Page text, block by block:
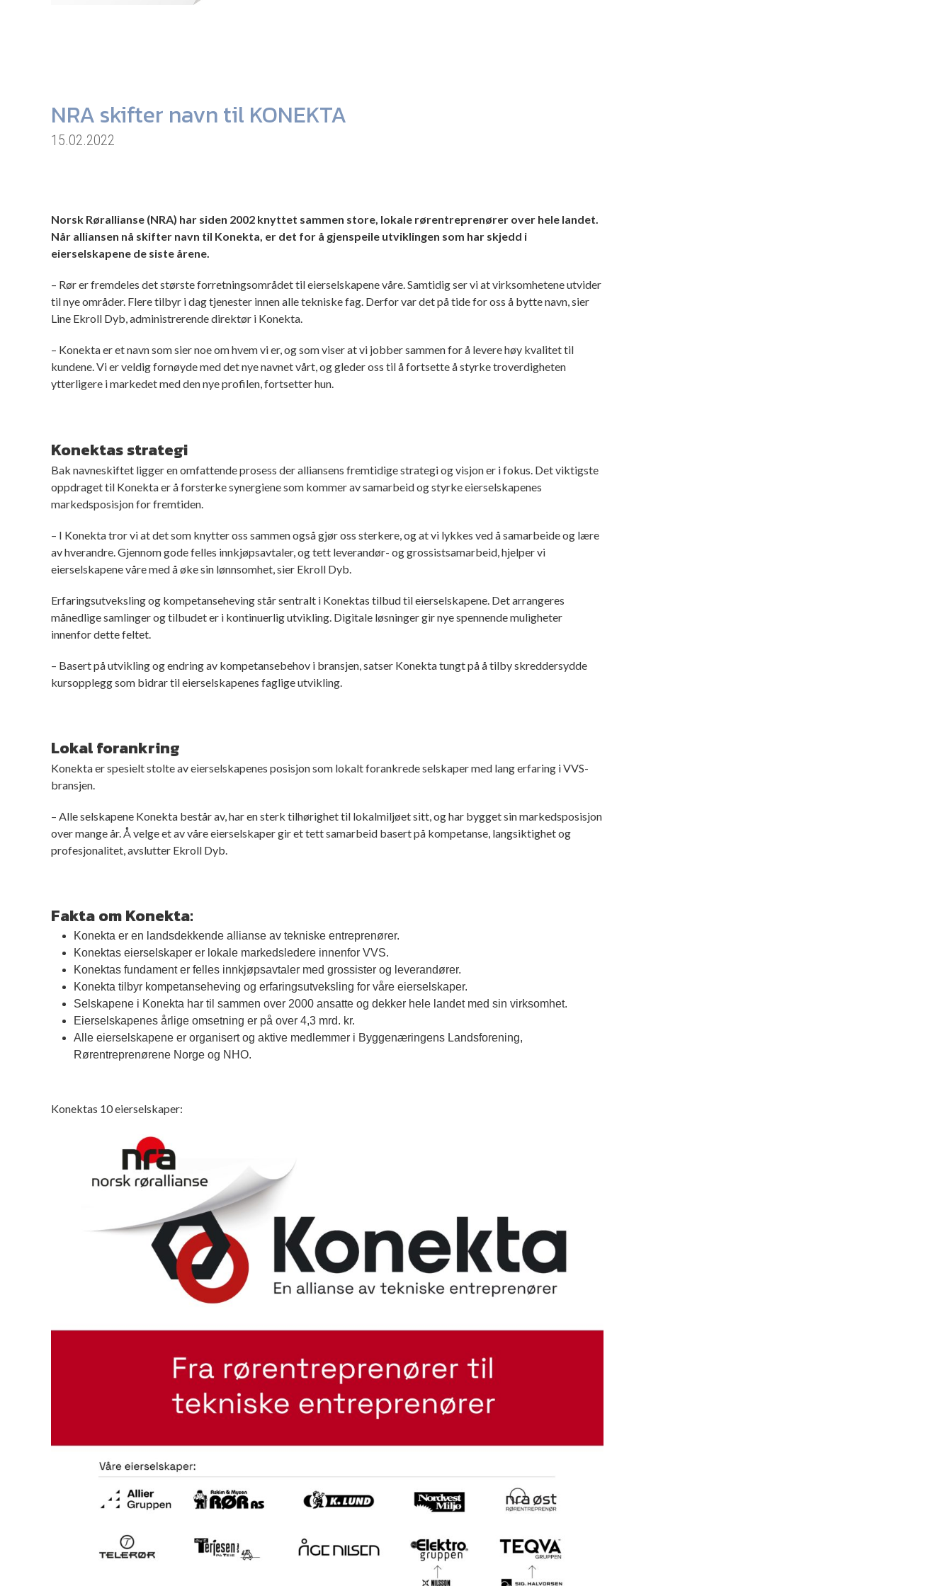
NRA skifter navn til KONEKTA
15.02.2022
Norsk Rørallianse (NRA) har siden 2002 knyttet sammen store, lokale rørentreprenører over hele landet.
Når alliansen nå skifter navn til Konekta, er det for å gjenspeile utviklingen som har skjedd i
eierselskapene de siste årene.
– Rør er fremdeles det største forretningsområdet til eierselskapene våre. Samtidig ser vi at virksomhetene utvider
til nye områder. Flere tilbyr i dag tjenester innen alle tekniske fag. Derfor var det på tide for oss å bytte navn, sier
Line Ekroll Dyb, administrerende direktør i Konekta.
– Konekta er et navn som sier noe om hvem vi er, og som viser at vi jobber sammen for å levere høy kvalitet til
kundene. Vi er veldig fornøyde med det nye navnet vårt, og gleder oss til å fortsette å styrke troverdigheten
ytterligere i markedet med den nye profilen, fortsetter hun.
Konektas strategi
Bak navneskiftet ligger en omfattende prosess der alliansens fremtidige strategi og visjon er i fokus. Det viktigste
oppdraget til Konekta er å forsterke synergiene som kommer av samarbeid og styrke eierselskapenes
markedsposisjon for fremtiden.
– I Konekta tror vi at det som knytter oss sammen også gjør oss sterkere, og at vi lykkes ved å samarbeide og lære
av hverandre. Gjennom gode felles innkjøpsavtaler, og tett leverandør- og grossistsamarbeid, hjelper vi
eierselskapene våre med å øke sin lønnsomhet, sier Ekroll Dyb.
Erfaringsutveksling og kompetanseheving står sentralt i Konektas tilbud til eierselskapene. Det arrangeres
månedlige samlinger og tilbudet er i kontinuerlig utvikling. Digitale løsninger gir nye spennende muligheter
innenfor dette feltet.
– Basert på utvikling og endring av kompetansebehov i bransjen, satser Konekta tungt på å tilby skreddersydde
kursopplegg som bidrar til eierselskapenes faglige utvikling.
Lokal forankring
Konekta er spesielt stolte av eierselskapenes posisjon som lokalt forankrede selskaper med lang erfaring i VVS-
bransjen.
– Alle selskapene Konekta består av, har en sterk tilhørighet til lokalmiljøet sitt, og har bygget sin markedsposisjon
over mange år. Å velge et av våre eierselskaper gir et tett samarbeid basert på kompetanse, langsiktighet og
profesjonalitet, avslutter Ekroll Dyb.
Fakta om Konekta:
Konekta er en landsdekkende allianse av tekniske entreprenører.
Konektas eierselskaper er lokale markedsledere innenfor VVS.
Konektas fundament er felles innkjøpsavtaler med grossister og leverandører.
Konekta tilbyr kompetanseheving og erfaringsutveksling for våre eierselskaper.
Selskapene i Konekta har til sammen over 2000 ansatte og dekker hele landet med sin virksomhet.
Eierselskapenes årlige omsetning er på over 4,3 mrd. kr.
Alle eierselskapene er organisert og aktive medlemmer i Byggenæringens Landsforening,
Rørentreprenørene Norge og NHO.
Konektas 10 eierselskaper: